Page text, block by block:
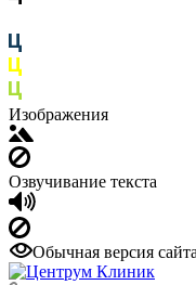
Изображения
Озвучивание текста
Обычная версия сайта